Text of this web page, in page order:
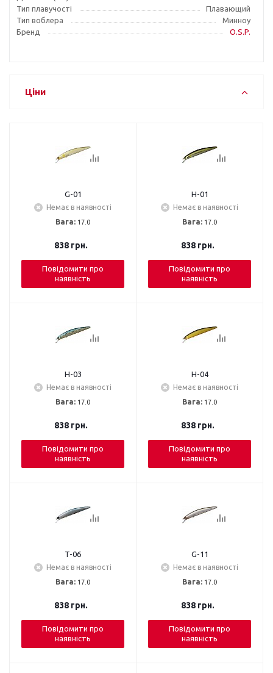
Тип плавучості
Плавающий
Тип воблера
Минноу
Бренд
O.S.P.
Ціни
G-01
Немає в наявності
Вага: 17.0
838грн.
Повідомити про
наявність
H-01
Немає в наявності
Вага: 17.0
838грн.
Повідомити про
наявність
H-03
Немає в наявності
Вага: 17.0
838грн.
Повідомити про
наявність
H-04
Немає в наявності
Вага: 17.0
838грн.
Повідомити про
наявність
T-06
Немає в наявності
Вага: 17.0
838грн.
Повідомити про
наявність
G-11
Немає в наявності
Вага: 17.0
838грн.
Повідомити про
наявність